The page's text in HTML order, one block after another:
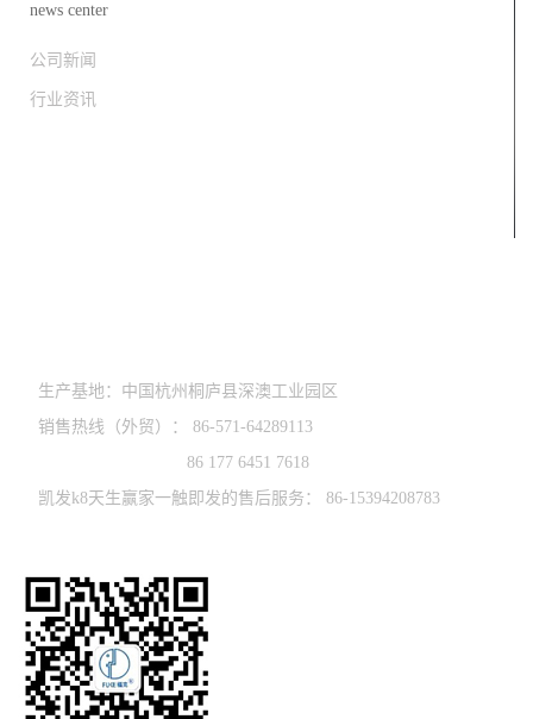
news center
公司新闻
行业资讯
生产基地：中国杭州桐庐县深澳工业园区
销售热线（外贸）： 86-571-64289113
86 177 6451 7618
凯发k8天生赢家一触即发的售后服务： 86-15394208783